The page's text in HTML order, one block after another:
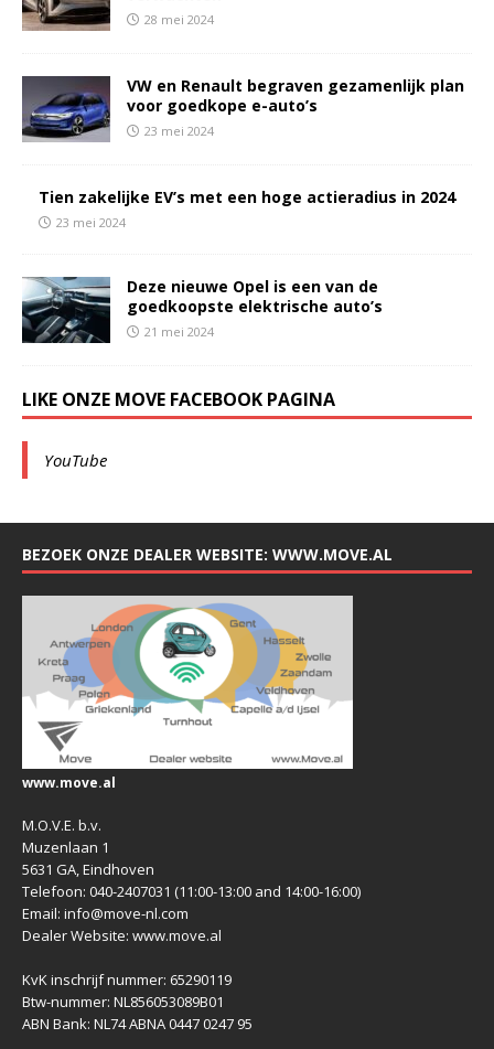
28 mei 2024
VW en Renault begraven gezamenlijk plan
voor goedkope e-auto’s
23 mei 2024
Tien zakelijke EV’s met een hoge actieradius in 2024
23 mei 2024
Deze nieuwe Opel is een van de
goedkoopste elektrische auto’s
21 mei 2024
LIKE ONZE MOVE FACEBOOK PAGINA
YouTube
BEZOEK ONZE DEALER WEBSITE: WWW.MOVE.AL
www.move.al
M.O.V.E. b.v.
Muzenlaan 1
5631 GA, Eindhoven
Telefoon: 040-2407031 (11:00-13:00 and 14:00-16:00)
Email: info@move-nl.com
Dealer Website: www.move.al
KvK inschrijf nummer: 65290119
Btw-nummer: NL856053089B01
ABN Bank: NL74 ABNA 0447 0247 95